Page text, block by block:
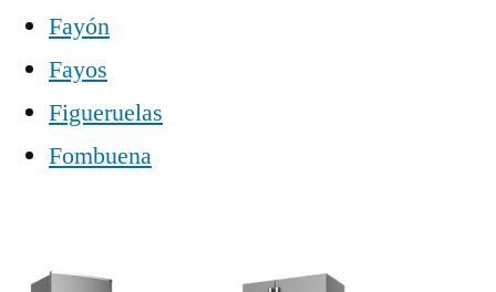
Fayón
Fayos
Figueruelas
Fombuena